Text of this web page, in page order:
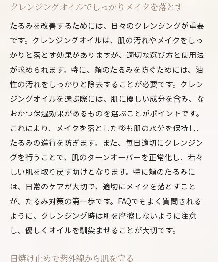
クレンジングオイルでしっかりメイクを落とす
たるみを改善するためには、日々のクレンジングが重要
です。クレンジングオイルは、肌の汚れやメイクをしっ
かりと落とす効果がありますが、適切な選び方と使用法
が求められます。特に、頬のたるみを防ぐためには、油
性の汚れをしっかりと除去することが必要です。クレン
ジングオイルを選ぶ際には、肌に優しい成分を含み、な
おかつ保湿効果があるものを選ぶことがポイントです。
これにより、メイクを落とした後も肌の水分を保持し、
たるみの進行を防ぎます。また、毎日適切にクレンジン
グを行うことで、肌のターンオーバーを正常化し、若々
しい肌を取り戻す助けとなります。特に頬のたるみに
は、日常のケアが大切で、適切にメイクを落とすこと
が、たるみ対策の第一歩です。FAQでもよく質問される
ように、クレンジング時は肌を摩擦しないように注意
し、優しくオイルを馴染ませることが大切です。
日焼け止めで紫外線から肌を守る